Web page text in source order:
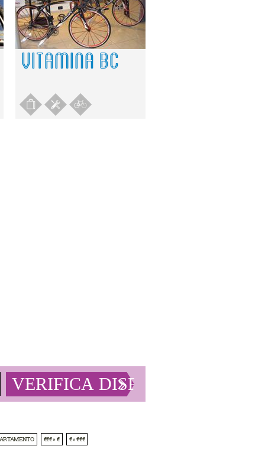
VITAMINA BC
€€€ » € € « €€€